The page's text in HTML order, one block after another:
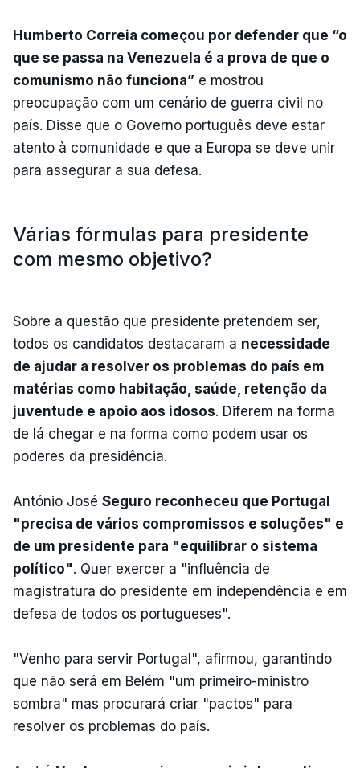
Humberto Correia começou por defender que “o
que se passa na Venezuela é a prova de que o
comunismo não funciona” e mostrou
preocupação com um cenário de guerra civil no
país. Disse que o Governo português deve estar
atento à comunidade e que a Europa se deve unir
para assegurar a sua defesa.
Várias fórmulas para presidente
com mesmo objetivo?
Sobre a questão que presidente pretendem ser,
todos os candidatos destacaram a necessidade
de ajudar a resolver os problemas do país em
matérias como habitação, saúde, retenção da
juventude e apoio aos idosos. Diferem na forma
de lá chegar e na forma como podem usar os
poderes da presidência.
António José Seguro reconheceu que Portugal
"precisa de vários compromissos e soluções" e
de um presidente para "equilibrar o sistema
político". Quer exercer a "influência de
magistratura do presidente em independência e em
defesa de todos os portugueses".
"Venho para servir Portugal", afirmou, garantindo
que não será em Belém "um primeiro-ministro
sombra" mas procurará criar "pactos" para
resolver os problemas do país.